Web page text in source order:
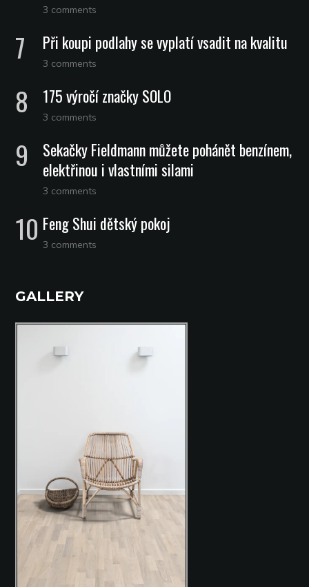
3 comments
Při koupi podlahy se vyplatí vsadit na kvalitu
3 comments
175 výročí značky SOLO
3 comments
Sekačky Fieldmann můžete pohánět benzínem,
elektřinou i vlastními silami
3 comments
Feng Shui dětský pokoj
3 comments
GALLERY